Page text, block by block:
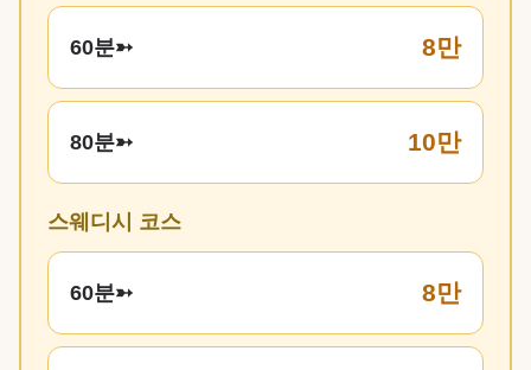
60분➳ 8만
80분➳ 10만
스웨디시 코스
60분➳ 8만